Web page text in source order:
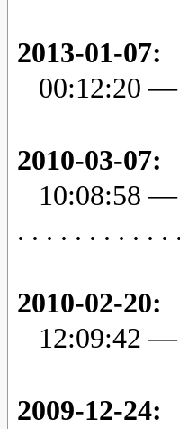
2013-01-07:
00:12:20 —
2010-03-07:
10:08:58 —
. . . . . . . . . . . .
2010-02-20:
12:09:42 —
2009-12-24: